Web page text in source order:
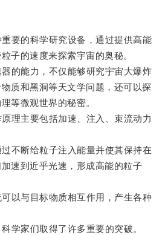
的科学研究设备，通过提供高能
子的速度来探索宇宙的奥秘。
能力，不仅能够研究宇宙大爆炸
质和黑洞等天文学问题，还可以探
等微观世界的秘密。
主要包括加速、注入、束流动力
断给粒子注入能量并使其保持在
速到近乎光速，形成高能的粒子
与目标物质相互作用，产生各种
家们取得了许多重要的突破。